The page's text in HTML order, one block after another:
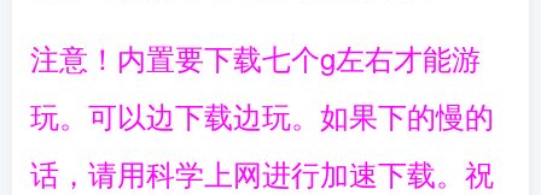
注意！内置要下载七个g左右才能游
玩。可以边下载边玩。如果下的慢的
话，请用科学上网进行加速下载。祝